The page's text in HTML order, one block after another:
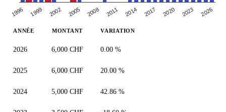
1996 1999 2002 2005 2008 2011 2014 2017 2020 2023 2026
ANNÉE MONTANT VARIATION
2026 6,000 CHF 0.00 %
2025 6,000 CHF 20.00 %
2024 5,000 CHF 42.86 %